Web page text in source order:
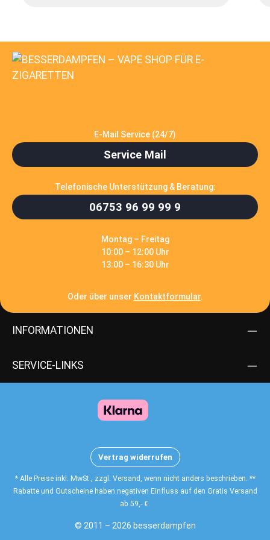
E-Mail Service (24/7)
Service Mail
Telefonische Unterstützung & Beratung:
06753 96 99 99 9
Montag – Freitag
10:00 – 12:00 Uhr
13:00 – 16:30 Uhr
Oder über unser Kontaktformular.
INFORMATIONEN
SERVICE-LINKS
Vertrag widerrufen
© 2011 – 2026 besserdampfen
* Alle Preise inkl. MwSt., zzgl. Versand, wenn nicht anders beschrieben. **
Rabatte und Gutscheine haben negativen Einfluss auf den Gratis Versand
ab 59,- €.